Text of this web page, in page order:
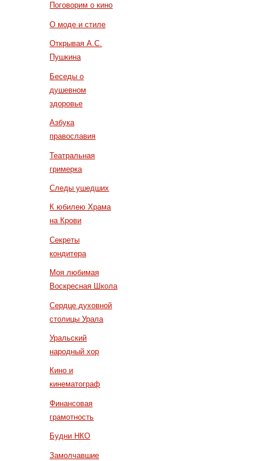
Поговорим о кино
О моде и стиле
Открывая А.С.
Пушкина
Беседы о
душевном
здоровье
Азбука
православия
Театральная
гримерка
Следы ушедших
К юбилею Храма
на Крови
Секреты
кондитера
Моя любимая
Воскресная Школа
Сердце духовной
столицы Урала
Уральский
народный хор
Кино и
кинематограф
Финансовая
грамотность
Будни НКО
Замолчавшие